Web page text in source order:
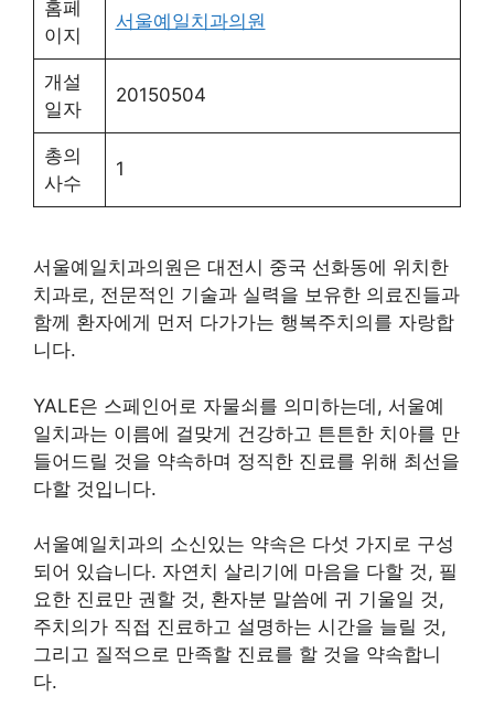
홈페
이지
서울예일치과의원
개설
일자
20150504
총의
사수
1
서울예일치과의원은 대전시 중국 선화동에 위치한
치과로, 전문적인 기술과 실력을 보유한 의료진들과
함께 환자에게 먼저 다가가는 행복주치의를 자랑합
니다.
YALE은 스페인어로 자물쇠를 의미하는데, 서울예
일치과는 이름에 걸맞게 건강하고 튼튼한 치아를 만
들어드릴 것을 약속하며 정직한 진료를 위해 최선을
다할 것입니다.
서울예일치과의 소신있는 약속은 다섯 가지로 구성
되어 있습니다. 자연치 살리기에 마음을 다할 것, 필
요한 진료만 권할 것, 환자분 말씀에 귀 기울일 것,
주치의가 직접 진료하고 설명하는 시간을 늘릴 것,
그리고 질적으로 만족할 진료를 할 것을 약속합니
다.